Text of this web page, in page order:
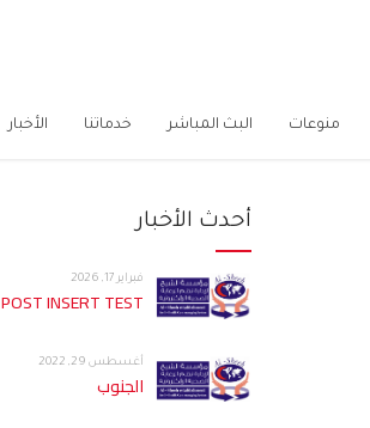
منوعات البث المباشر خدماتنا الأخبار
أحدث الأخبار
فبراير 17, 2026
POST INSERT TEST
أغسطس 29, 2022
الجنوب